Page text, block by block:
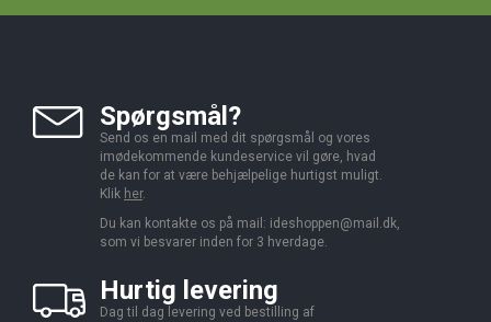
Spørgsmål?
Send os en mail med dit spørgsmål og vores
imødekommende kundeservice vil gøre, hvad
de kan for at være behjælpelige hurtigst muligt.
Klik her.
Du kan kontakte os på mail: ideshoppen@mail.dk,
som vi besvarer inden for 3 hverdage.
Hurtig levering
Dag til dag levering ved bestilling af